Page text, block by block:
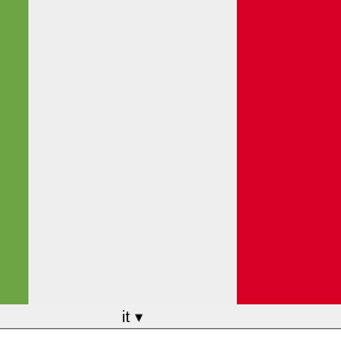
it ▾